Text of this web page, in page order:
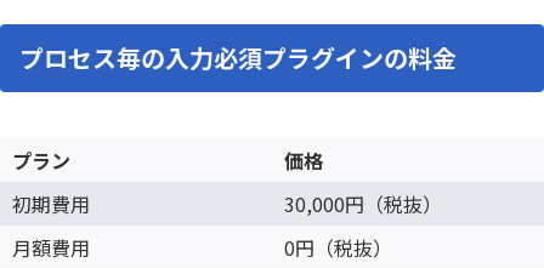
プロセス毎の入力必須プラグインの料金
プラン
価格
初期費用
30,000円（税抜）
月額費用
0円（税抜）